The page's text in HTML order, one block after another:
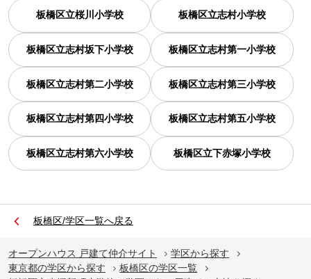
板橋区立桜川小学校 板橋区立志村小学校
板橋区立志村坂下小学校 板橋区立志村第一小学校
板橋区立志村第二小学校 板橋区立志村第三小学校
板橋区立志村第四小学校 板橋区立志村第五小学校
板橋区立志村第六小学校 板橋区立下赤塚小学校
板橋区/学区一覧へ戻る
オープンハウス 戸建て仲介サイト
学区から探す
東京都の学区から探す
板橋区の学区一覧